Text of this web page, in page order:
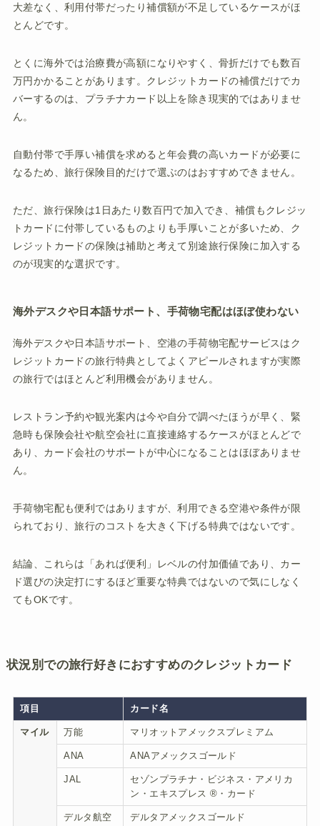
大差なく、利用付帯だったり補償額が不足しているケースがほ
とんどです。
とくに海外では治療費が高額になりやすく、骨折だけでも数百
万円かかることがあります。クレジットカードの補償だけでカ
バーするのは、プラチナカード以上を除き現実的ではありませ
ん。
自動付帯で手厚い補償を求めると年会費の高いカードが必要に
なるため、旅行保険目的だけで選ぶのはおすすめできません。
ただ、旅行保険は1日あたり数百円で加入でき、補償もクレジッ
トカードに付帯しているものよりも手厚いことが多いため、ク
レジットカードの保険は補助と考えて別途旅行保険に加入する
のが現実的な選択です。
海外デスクや日本語サポート、手荷物宅配はほぼ使わない
海外デスクや日本語サポート、空港の手荷物宅配サービスはク
レジットカードの旅行特典としてよくアピールされますが実際
の旅行ではほとんど利用機会がありません。
レストラン予約や観光案内は今や自分で調べたほうが早く、緊
急時も保険会社や航空会社に直接連絡するケースがほとんどで
あり、カード会社のサポートが中心になることはほぼありませ
ん。
手荷物宅配も便利ではありますが、利用できる空港や条件が限
られており、旅行のコストを大きく下げる特典ではないです。
結論、これらは「あれば便利」レベルの付加価値であり、カー
ド選びの決定打にするほど重要な特典ではないので気にしなく
てもOKです。
状況別での旅行好きにおすすめのクレジットカード
項目 カード名
マイル 万能 マリオットアメックスプレミアム
ANA ANAアメックスゴールド
JAL
セゾンプラチナ・ビジネス・アメリカ
ン・エキスプレス ®・カード
デルタ航空 デルタアメックスゴールド